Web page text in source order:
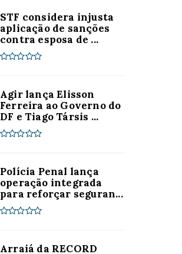
STF considera injusta
aplicação de sanções
contra esposa de ...
Agir lança Elisson
Ferreira ao Governo do
DF e Tiago Társis ...
Polícia Penal lança
operação integrada
para reforçar seguran...
Arraiá da RECORD